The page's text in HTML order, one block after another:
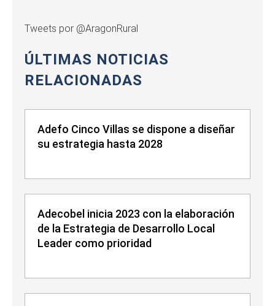
Tweets por @AragonRural
ÚLTIMAS NOTICIAS
RELACIONADAS
Adefo Cinco Villas se dispone a diseñar
su estrategia hasta 2028
Adecobel inicia 2023 con la elaboración
de la Estrategia de Desarrollo Local
Leader como prioridad